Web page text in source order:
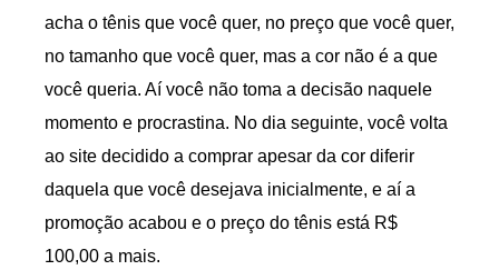
acha o tênis que você quer, no preço que você quer,
no tamanho que você quer, mas a cor não é a que
você queria. Aí você não toma a decisão naquele
momento e procrastina. No dia seguinte, você volta
ao site decidido a comprar apesar da cor diferir
daquela que você desejava inicialmente, e aí a
promoção acabou e o preço do tênis está R$
100,00 a mais.